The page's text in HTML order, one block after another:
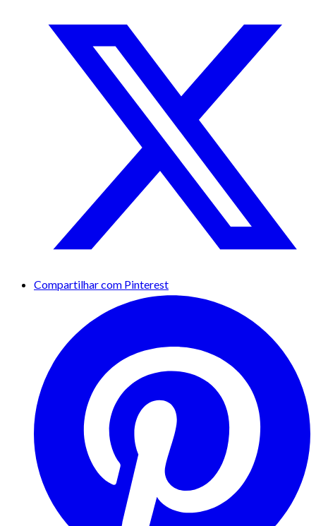
Compartilhar com Pinterest